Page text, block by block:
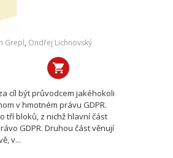
Grepl, Ondřej Lichnovský
cíl být průvodcem jakéhokoli
v hmotném právu GDPR.
tří bloků, z nichž hlavní část
GDPR. Druhou část věnují
v...